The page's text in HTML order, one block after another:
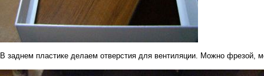
В заднем пластике делаем отверстия для вентиляции. Можно фрезой,